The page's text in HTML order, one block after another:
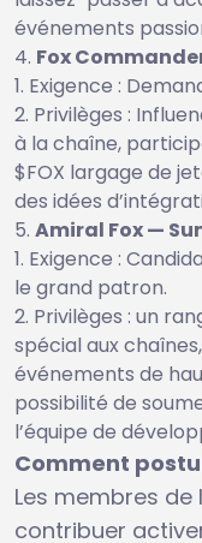
événements
Fox
Exigence :
Privilèges :
à la chaîne,
$FOX largage de
des idées
Amiral Fox —
Exigence :
le grand patron.
Privilèges : un
spécial aux
événements de
possibilité de
l’équipe de
Comment
Les membres
contribuer